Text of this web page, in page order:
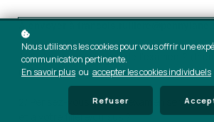
1/ Qu'avez-vous pensé de l'examen ?
utilité, qualité des questions)
2/ Pensez-vous que cet examen serait
et à votre filière/cursus ?
Nous utilisons les cookies pour vous offrir une
communication pertinente.
En savoir plus ou accepter les cookies individuels
Refuser